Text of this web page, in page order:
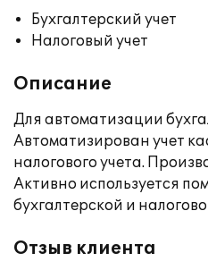
Бухгалтерский учет
Налоговый учет
Описание
Для автоматизации
Автоматизирован учет
налогового учета.
Активно используется
бухгалтерской и
Отзыв клиента